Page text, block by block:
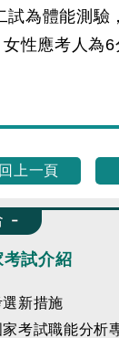
為體能測
性應考人為6
回上一頁
考試介紹
選新措施
家考試職能分析